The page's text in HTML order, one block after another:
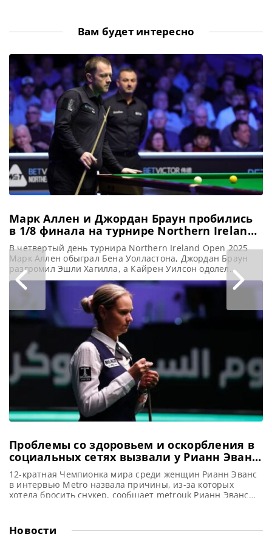
Вам будет интересно
Марк Аллен и Джордан Браун пробились
в 1/8 финала на турнире Northern Ireland
Open 2025
В четвертый день турнира Northern Ireland Open 2025
Марк Аллен обыграл Бена Уолластона, Джордан Браун
разгромил Эшли Хагилла, а Кайрен Уилсон одолел
Райана Дэея в 1/16 финала в Белфасте, сообщает WST На
турнире Northern Ireland Open 2025 в Белфасте местные
звезды продолжают демонстрировать высокий уровень
игры. Марк Аллен одержал победу над Бен Уолластон в
напряженном
Проблемы со здоровьем и оскорбления в
социальных сетях вызвали у Рианн Эванс
желание завершить карьеру
12-кратная Чемпионка мира среди женщин Рианн Эванс
в интервью Metro назвала причины, из-за которых
хотела бросить снукер, сообщает metrouk Рианн Эванс
размышляла о завершении карьеры. 12-тикратная
Чемпионка мира среди женщин уже превзошла свои
Новости